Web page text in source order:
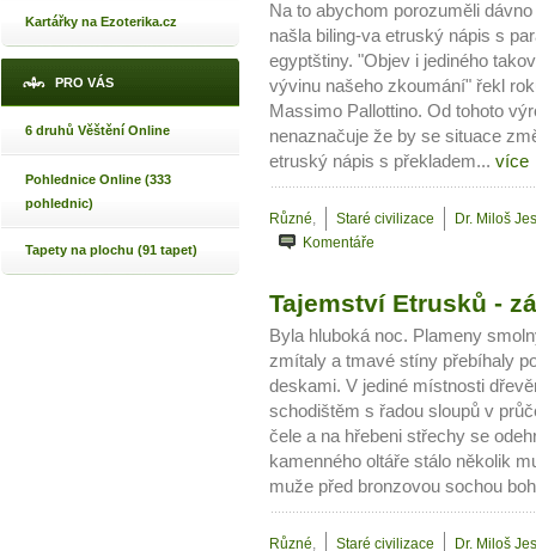
Kartářky na Ezoterika.cz
PRO VÁS
6 druhů Věštění Online
Pohlednice Online (333
pohlednic)
Tapety na plochu (91 tapet)
Na to abychom porozuměli
našla biling-va etruský nápis s
egyptštiny. "Objev i jediného
vývinu našeho zkoumání" řekl
Massimo Pallottino. Od tohoto
nenaznačuje že by se situace
etruský nápis s překladem... více
Různé, Staré civilizace
Dr. Miloš
Komentáře
Tajemství Etrusků -
Byla hluboká noc. Plameny
zmítaly a tmavé stíny přebíhaly
deskami. V jediné místnosti
schodištěm s řadou sloupů v
čele a na hřebeni střechy se
kamenného oltáře stálo několik
muže před bronzovou sochou
Různé, Staré civilizace
Dr. Miloš